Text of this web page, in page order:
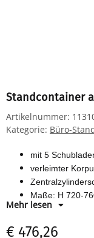
Standcontainer
Artikelnummer:
Kategorie: Büro-
mit 5
verleimter
Maße: H 720-
Mehr lesen
€ 476,26